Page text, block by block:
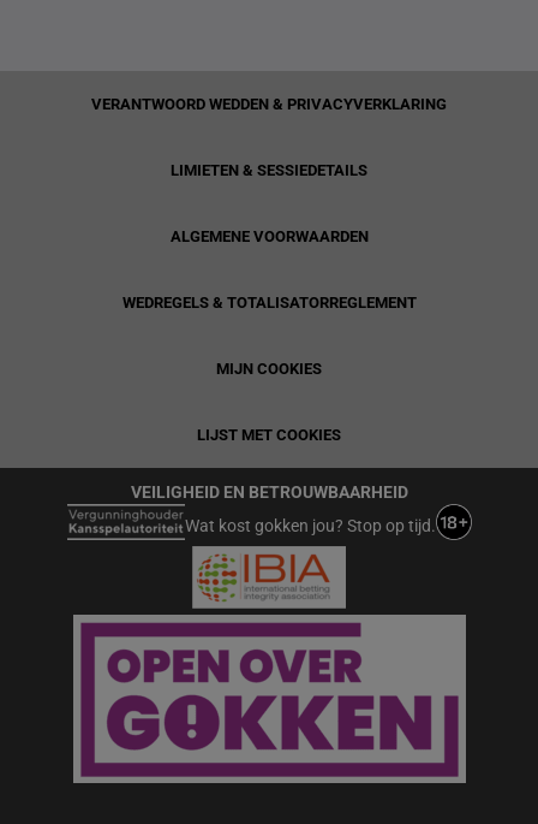
VERANTWOORD WEDDEN & PRIVACYVERKLARING
LIMIETEN & SESSIEDETAILS
ALGEMENE VOORWAARDEN
WEDREGELS & TOTALISATORREGLEMENT
MIJN COOKIES
LIJST MET COOKIES
VEILIGHEID EN BETROUWBAARHEID
Wat kost gokken jou? Stop op tijd.